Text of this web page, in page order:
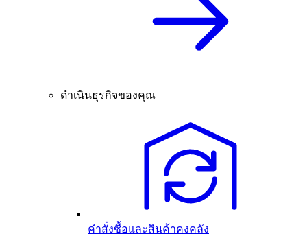
ดำเนินธุรกิจของคุณ
คำสั่งซื้อและสินค้าคงคลัง